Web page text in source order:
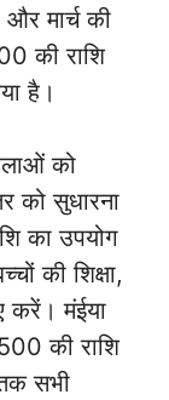
मार्च की
की राशि
है।
को
को सुधारना
का उपयोग
की शिक्षा,
करें। मंईया
की राशि
सभी